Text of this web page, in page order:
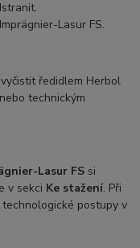
Lasur FS.
ředidlem Herbol
technickým
Lasur FS si
v sekci Ke stažení. Při
postupy v